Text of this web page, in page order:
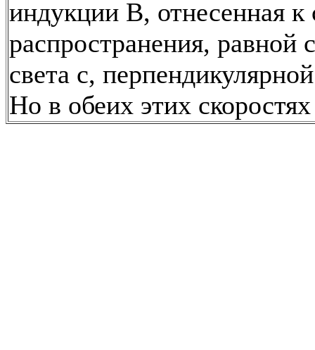
индукции В, отнесенная к
распространения, равной
света с,
Но в обеих этих скоростях